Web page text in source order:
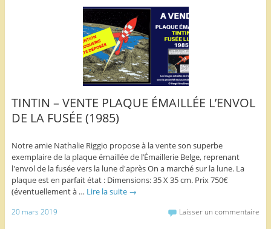
TINTIN – VENTE PLAQUE ÉMAILLÉE L’ENVOL
DE LA FUSÉE (1985)
Notre amie Nathalie Riggio propose à la vente son superbe
exemplaire de la plaque émaillée de l’Émaillerie Belge, reprenant
l'envol de la fusée vers la lune d'après On a marché sur la lune. La
plaque est en parfait état : Dimensions: 35 X 35 cm. Prix 750€
(éventuellement à … Lire la suite →
20 mars 2019 Laisser un commentaire